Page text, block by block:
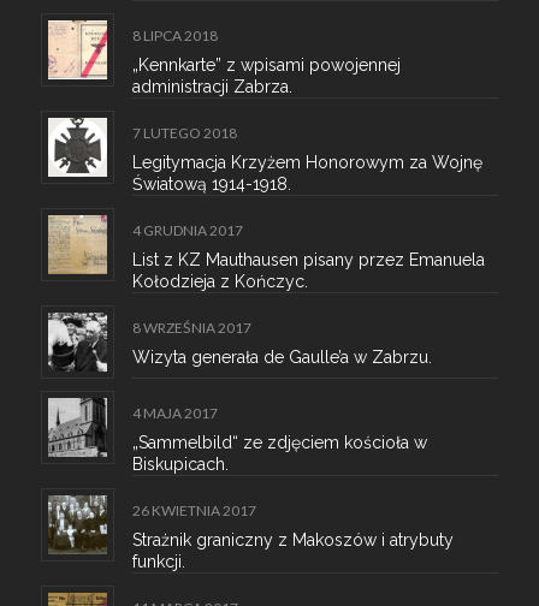
8 LIPCA 2018
„Kennkarte” z wpisami powojennej
administracji Zabrza.
7 LUTEGO 2018
Legitymacja Krzyżem Honorowym za Wojnę
Światową 1914-1918.
4 GRUDNIA 2017
List z KZ Mauthausen pisany przez Emanuela
Kołodzieja z Kończyc.
8 WRZEŚNIA 2017
Wizyta generała de Gaulle’a w Zabrzu.
4 MAJA 2017
„Sammelbild“ ze zdjęciem kościoła w
Biskupicach.
26 KWIETNIA 2017
Strażnik graniczny z Makoszów i atrybuty
funkcji.